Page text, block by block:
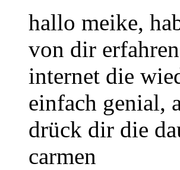
hallo meike,
von dir
internet die
einfach genial,
drück dir die
carmen